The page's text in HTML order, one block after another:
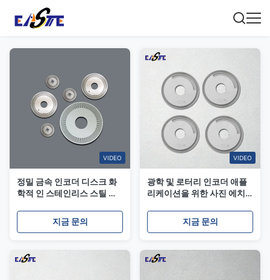
VIDEO
정밀 금속 인코더 디스크 화
학적 인 스테인리스 스틸 코
지금 문의
VIDEO
광학 및 로터리 인코더 애플
리케이션을 위한 사진 에치
지금 문의